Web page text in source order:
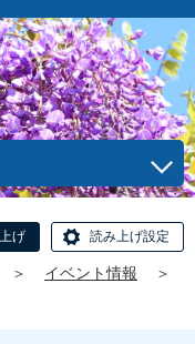
げ 読み上げ設定
＞ イベント情報
＞